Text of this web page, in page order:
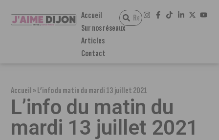
Accueil
Sur nos réseaux
Articles
Contact
Accueil»L’info du matin du mardi 13 juillet 2021
L’info du matin du
mardi 13 juillet 2021